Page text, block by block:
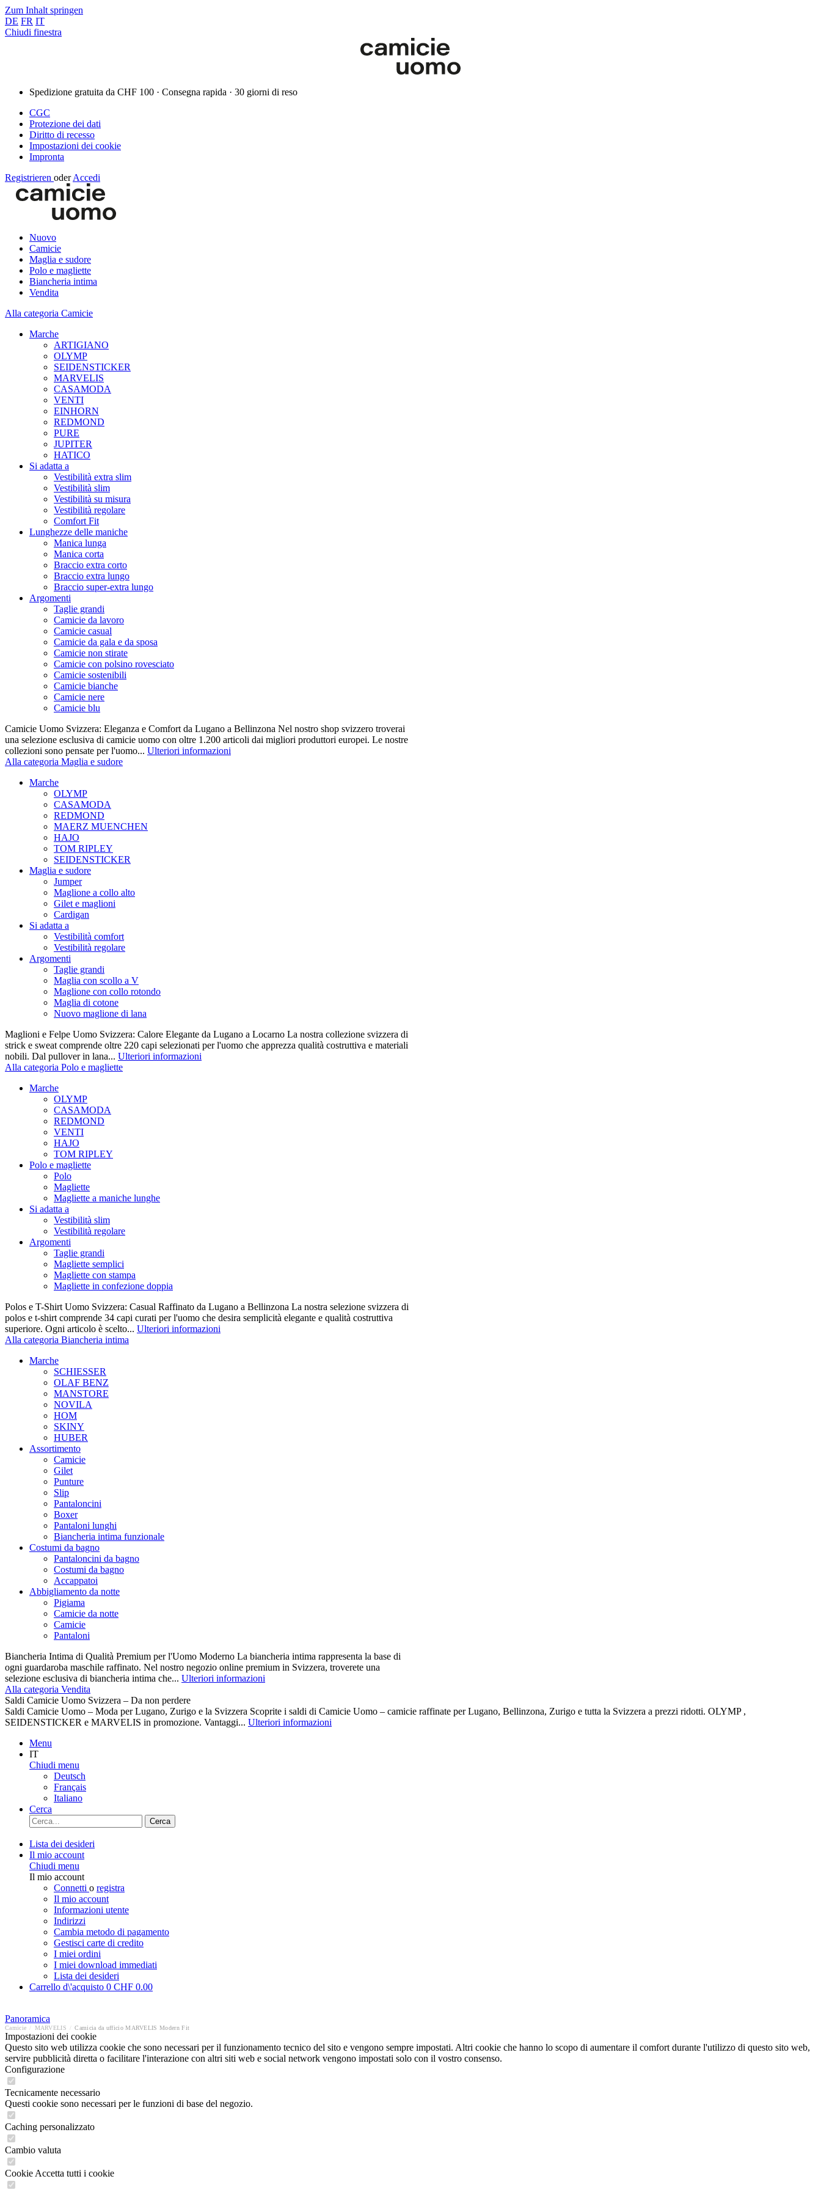
Zum Inhalt springen
DE FR IT
Chiudi finestra
Spedizione gratuita da CHF 100 · Consegna rapida · 30 giorni di reso
CGC
Protezione dei dati
Diritto di recesso
Impostazioni dei cookie
Impronta
Registrieren oder Accedi
Nuovo
Camicie
Maglia e sudore
Polo e magliette
Biancheria intima
Vendita
Alla categoria Camicie
Marche
ARTIGIANO
OLYMP
SEIDENSTICKER
MARVELIS
CASAMODA
VENTI
EINHORN
REDMOND
PURE
JUPITER
HATICO
Si adatta a
Vestibilità extra slim
Vestibilità slim
Vestibilità su misura
Vestibilità regolare
Comfort Fit
Lunghezze delle maniche
Manica lunga
Manica corta
Braccio extra corto
Braccio extra lungo
Braccio super-extra lungo
Argomenti
Taglie grandi
Camicie da lavoro
Camicie casual
Camicie da gala e da sposa
Camicie non stirate
Camicie con polsino rovesciato
Camicie sostenibili
Camicie bianche
Camicie nere
Camicie blu
Camicie Uomo Svizzera: Eleganza e Comfort da Lugano a Bellinzona Nel nostro shop svizzero troverai
una selezione esclusiva di camicie uomo con oltre 1.200 articoli dai migliori produttori europei. Le nostre
collezioni sono pensate per l'uomo... Ulteriori informazioni
Alla categoria Maglia e sudore
Marche
OLYMP
CASAMODA
REDMOND
MAERZ MUENCHEN
HAJO
TOM RIPLEY
SEIDENSTICKER
Maglia e sudore
Jumper
Maglione a collo alto
Gilet e maglioni
Cardigan
Si adatta a
Vestibilità comfort
Vestibilità regolare
Argomenti
Taglie grandi
Maglia con scollo a V
Maglione con collo rotondo
Maglia di cotone
Nuovo maglione di lana
Maglioni e Felpe Uomo Svizzera: Calore Elegante da Lugano a Locarno La nostra collezione svizzera di
strick e sweat comprende oltre 220 capi selezionati per l'uomo che apprezza qualità costruttiva e materiali
nobili. Dal pullover in lana... Ulteriori informazioni
Alla categoria Polo e magliette
Marche
OLYMP
CASAMODA
REDMOND
VENTI
HAJO
TOM RIPLEY
Polo e magliette
Polo
Magliette
Magliette a maniche lunghe
Si adatta a
Vestibilità slim
Vestibilità regolare
Argomenti
Taglie grandi
Magliette semplici
Magliette con stampa
Magliette in confezione doppia
Polos e T-Shirt Uomo Svizzera: Casual Raffinato da Lugano a Bellinzona La nostra selezione svizzera di
polos e t-shirt comprende 34 capi curati per l'uomo che desira semplicità elegante e qualità costruttiva
superiore. Ogni articolo è scelto... Ulteriori informazioni
Alla categoria Biancheria intima
Marche
SCHIESSER
OLAF BENZ
MANSTORE
NOVILA
HOM
SKINY
HUBER
Assortimento
Camicie
Gilet
Punture
Slip
Pantaloncini
Boxer
Pantaloni lunghi
Biancheria intima funzionale
Costumi da bagno
Pantaloncini da bagno
Costumi da bagno
Accappatoi
Abbigliamento da notte
Pigiama
Camicie da notte
Camicie
Pantaloni
Biancheria Intima di Qualità Premium per l'Uomo Moderno La biancheria intima rappresenta la base di
ogni guardaroba maschile raffinato. Nel nostro negozio online premium in Svizzera, troverete una
selezione esclusiva di biancheria intima che... Ulteriori informazioni
Alla categoria Vendita
Saldi Camicie Uomo Svizzera – Da non perdere
Saldi Camicie Uomo – Moda per Lugano, Zurigo e la Svizzera Scoprite i saldi di Camicie Uomo – camicie raffinate per Lugano, Bellinzona, Zurigo e tutta la Svizzera a prezzi ridotti. OLYMP ,
SEIDENSTICKER e MARVELIS in promozione. Vantaggi... Ulteriori informazioni
Menu
IT
Chiudi menu
Deutsch
Français
Italiano
Cerca
Cerca
Lista dei desideri
Il mio account
Chiudi menu
Il mio account
Connetti o registra
Il mio account
Informazioni utente
Indirizzi
Cambia metodo di pagamento
Gestisci carte di credito
I miei ordini
I miei download immediati
Lista dei desideri
Carrello d\'acquisto 0 CHF 0.00
Panoramica
Camicie MARVELIS Camicia da ufficio MARVELIS Modern Fit
Impostazioni dei cookie
Questo sito web utilizza cookie che sono necessari per il funzionamento tecnico del sito e vengono sempre impostati. Altri cookie che hanno lo scopo di aumentare il comfort durante l'utilizzo di questo sito web,
servire pubblicità diretta o facilitare l'interazione con altri siti web e social network vengono impostati solo con il vostro consenso.
Configurazione
Tecnicamente necessario
Questi cookie sono necessari per le funzioni di base del negozio.
Caching personalizzato
Cambio valuta
Cookie Accetta tutti i cookie